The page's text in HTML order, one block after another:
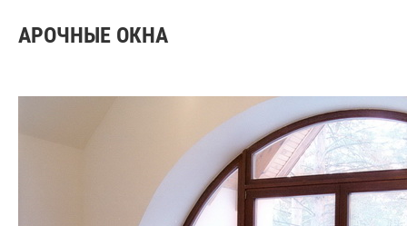
АРОЧНЫЕ ОКНА